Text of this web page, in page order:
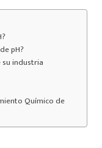
pH?
industria
Químico de